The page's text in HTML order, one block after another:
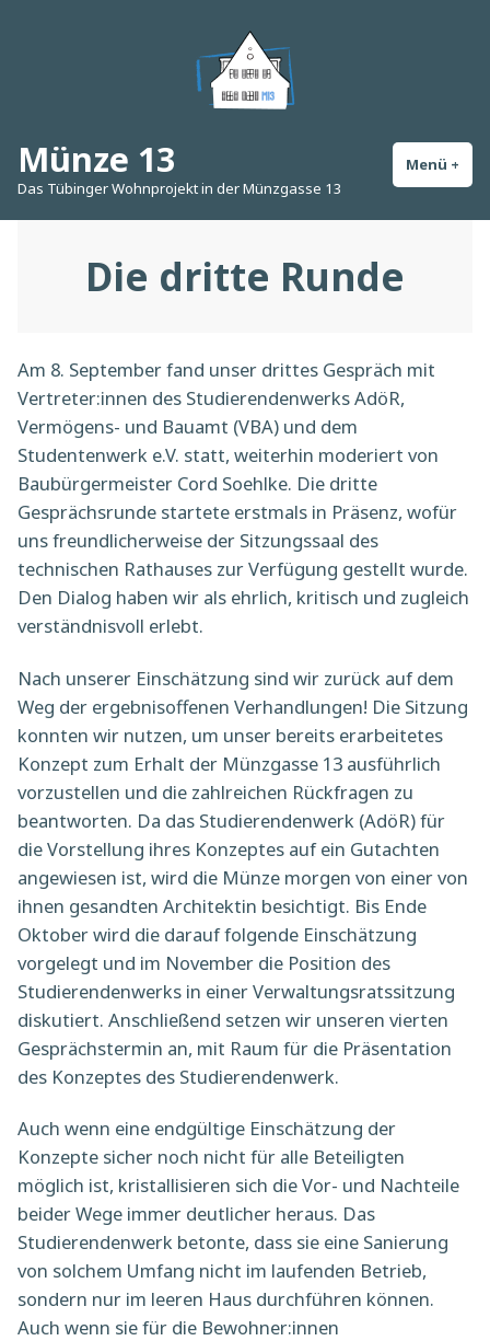
Münze 13
Das Tübinger Wohnprojekt in der Münzgasse 13
Menü +
Die dritte Runde
Am 8. September fand unser drittes Gespräch mit
Vertreter:innen des Studierendenwerks AdöR,
Vermögens- und Bauamt (VBA) und dem
Studentenwerk e.V. statt, weiterhin moderiert von
Baubürgermeister Cord Soehlke. Die dritte
Gesprächsrunde startete erstmals in Präsenz, wofür
uns freundlicherweise der Sitzungssaal des
technischen Rathauses zur Verfügung gestellt wurde.
Den Dialog haben wir als ehrlich, kritisch und zugleich
verständnisvoll erlebt.
Nach unserer Einschätzung sind wir zurück auf dem
Weg der ergebnisoffenen Verhandlungen! Die Sitzung
konnten wir nutzen, um unser bereits erarbeitetes
Konzept zum Erhalt der Münzgasse 13 ausführlich
vorzustellen und die zahlreichen Rückfragen zu
beantworten. Da das Studierendenwerk (AdöR) für
die Vorstellung ihres Konzeptes auf ein Gutachten
angewiesen ist, wird die Münze morgen von einer von
ihnen gesandten Architektin besichtigt. Bis Ende
Oktober wird die darauf folgende Einschätzung
vorgelegt und im November die Position des
Studierendenwerks in einer Verwaltungsratssitzung
diskutiert. Anschließend setzen wir unseren vierten
Gesprächstermin an, mit Raum für die Präsentation
des Konzeptes des Studierendenwerk.
Auch wenn eine endgültige Einschätzung der
Konzepte sicher noch nicht für alle Beteiligten
möglich ist, kristallisieren sich die Vor- und Nachteile
beider Wege immer deutlicher heraus. Das
Studierendenwerk betonte, dass sie eine Sanierung
von solchem Umfang nicht im laufenden Betrieb,
sondern nur im leeren Haus durchführen können.
Auch wenn sie für die Bewohner:innen